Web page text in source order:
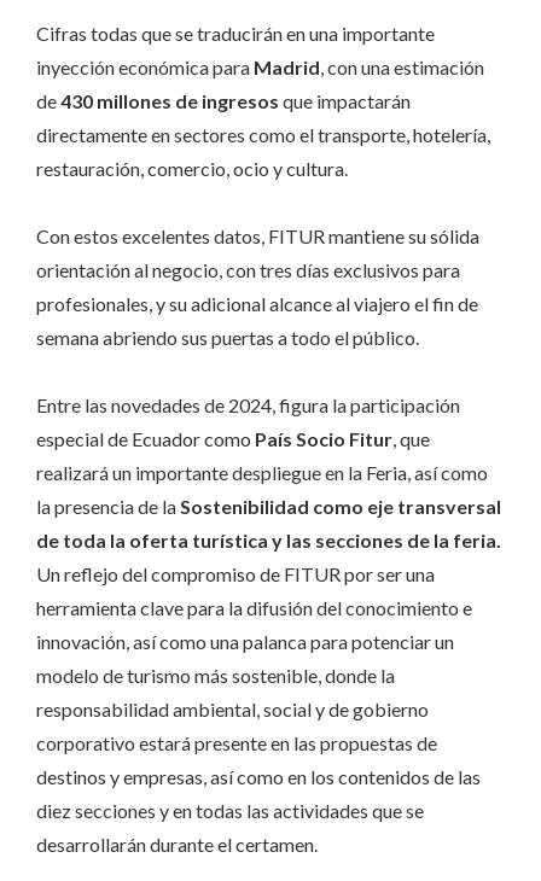
Cifras todas que se traducirán en una importante
inyección económica para Madrid , con una estimación
de430 millones de ingresos que impactarán
directamenteen sectores como el transporte, hotelería,
restauración, comercio, ocio y cultura.
Con estos excelentes datos, FITUR mantiene su sólida
orientación al negocio, con tres días exclusivos para
profesionales, y su adicional alcance al viajero el fin de
semana abriendo sus puertas a todo el público.
Entre las novedades de 2024, figura la participación
especial de Ecuador como País Socio Fitur que
realizará un importante despliegue en la Feria, así como
la presencia de la Sostenibilidad como eje transversal
de toda la oferta turística y las secciones de la feria.
Unreflejo del compromiso de FITUR por ser una
herramienta clave para la difusión del conocimiento e
innovación, así como una palanca para potenciar un
modelo de turismo más sostenible, donde la
responsabilidad ambiental, social y de gobierno
corporativo estará presente en las propuestas de
destinos y empresas, así como en los contenidos de las
diez secciones y en todas las actividades que se
desarrollarán durante el certamen.